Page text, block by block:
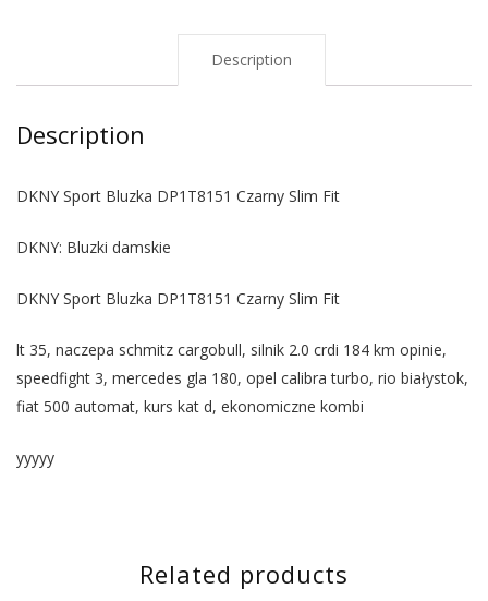
Description
Description
DKNY Sport Bluzka DP1T8151 Czarny Slim Fit
DKNY: Bluzki damskie
DKNY Sport Bluzka DP1T8151 Czarny Slim Fit
lt 35, naczepa schmitz cargobull, silnik 2.0 crdi 184 km opinie,
speedfight 3, mercedes gla 180, opel calibra turbo, rio białystok,
fiat 500 automat, kurs kat d, ekonomiczne kombi
yyyyy
Related products